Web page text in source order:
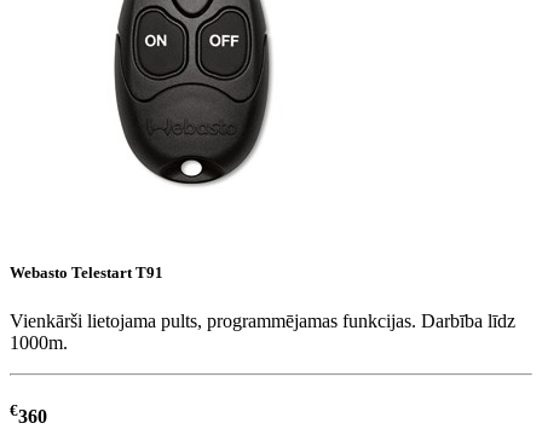
Webasto Telestart T91
Vienkārši lietojama pults, programmējamas funkcijas. Darbība līdz
1000m.
€360